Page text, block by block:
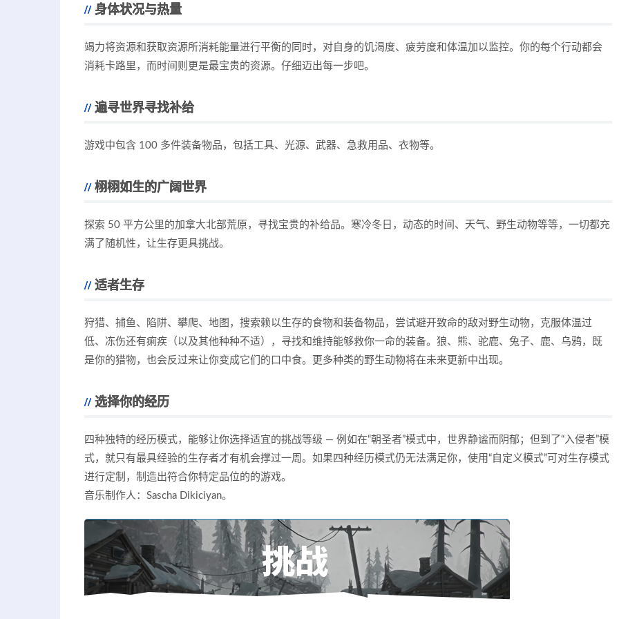
身体状况与热量
竭力将资源和获取资源所消耗能量进行平衡的同时，对自身的饥渴度、疲劳度和体温加以监控。你的每个行动都会
消耗卡路里，而时间则更是最宝贵的资源。仔细迈出每一步吧。
遍寻世界寻找补给
游戏中包含 100 多件装备物品，包括工具、光源、武器、急救用品、衣物等。
栩栩如生的广阔世界
探索 50 平方公里的加拿大北部荒原，寻找宝贵的补给品。寒冷冬日，动态的时间、天气、野生动物等等，一切都充
满了随机性，让生存更具挑战。
适者生存
狩猎、捕鱼、陷阱、攀爬、地图，搜索赖以生存的食物和装备物品，尝试避开致命的敌对野生动物，克服体温过
低、冻伤还有痢疾（以及其他种种不适），寻找和维持能够救你一命的装备。狼、熊、驼鹿、兔子、鹿、乌鸦，既
是你的猎物，也会反过来让你变成它们的口中食。更多种类的野生动物将在未来更新中出现。
选择你的经历
四种独特的经历模式，能够让你选择适宜的挑战等级 — 例如在“朝圣者”模式中，世界静谧而阴郁；但到了“入侵者”模
式，就只有最具经验的生存者才有机会撑过一周。如果四种经历模式仍无法满足你，使用“自定义模式”可对生存模式
进行定制，制造出符合你特定品位的的游戏。
音乐制作人：Sascha Dikiciyan。